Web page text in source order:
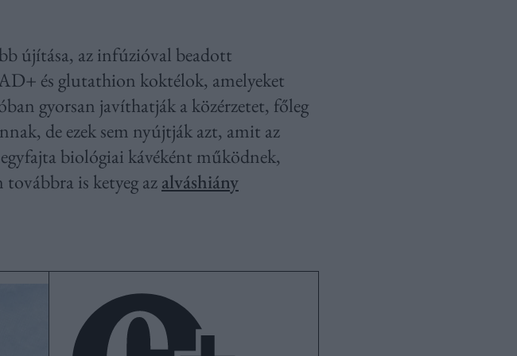
újítása, az infúzióval beadott
és glutathion koktélok, amelyeket
gyorsan javíthatják a közérzetet, főleg
de ezek sem nyújtják azt, amit az
biológiai kávéként működnek,
is ketyeg azalváshiány